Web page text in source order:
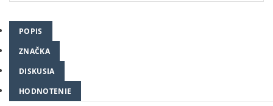
POPIS
ZNAČKA
DISKUSIA
HODNOTENIE